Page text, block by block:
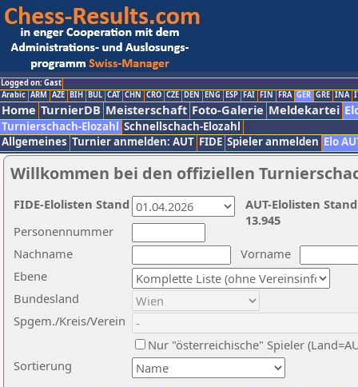
Logged on: Gast
Arabic ARM AZE BIH BUL CAT CHN CRO CZE DEN ENG ESP FAI FIN FRA GER GRE INA
Home TurnierDB Meisterschaft Foto-Galerie Meldekartei
Turnierschach-Elozahl Schnellschach-Elozahl
Allgemeines Turnier anmelden: AUT FIDE Spieler anmelden Elo
Willkommen bei den offiziellen
Nachname
Vorname
Ebene
Sortierung
Personennummer
Bundesland
Spgem./Kreis/Verein
Nur "österreichische" Spieler
AUT-Elolisten
13.945
FIDE-Elolisten Stand